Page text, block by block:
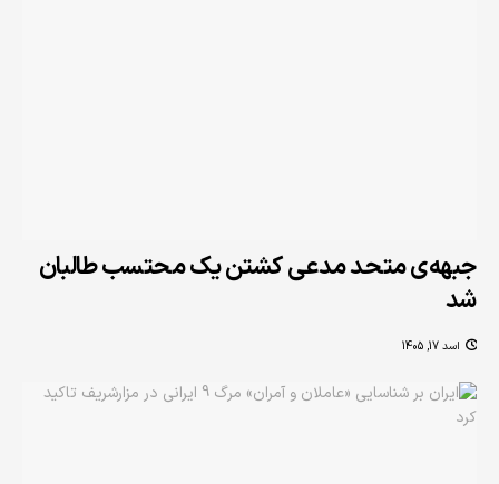
جبهه‌ی متحد مدعی کشتن یک محتسب طالبان
شد
اسد 17, 1405